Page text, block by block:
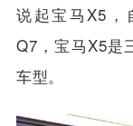
宝马X5
xDrive 30i
说起宝马X5，